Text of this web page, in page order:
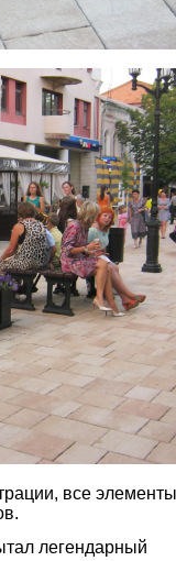
все элементы
легендарный